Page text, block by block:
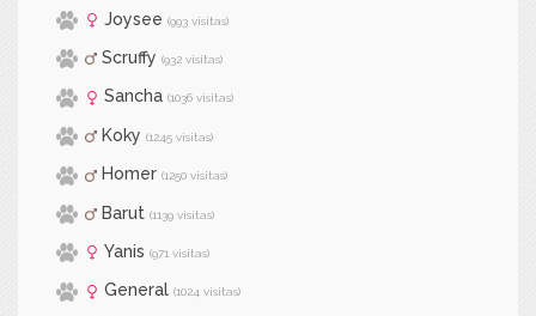
Joysee (993 visitas)
Scruffy (932 visitas)
Sancha (1036 visitas)
Koky (1245 visitas)
Homer (1250 visitas)
Barut (1139 visitas)
Yanis (971 visitas)
General (1024 visitas)